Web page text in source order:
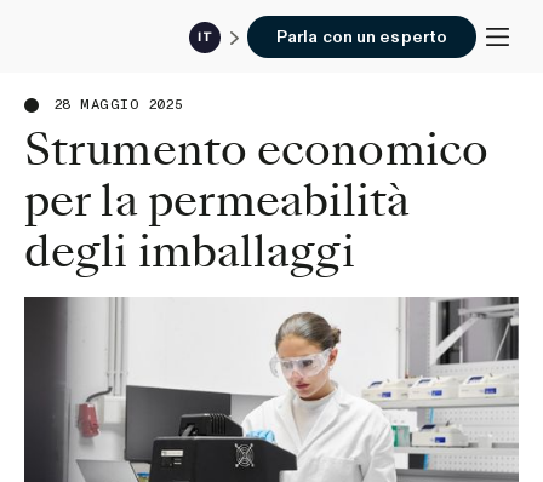
IT Parla con un esperto
28 MAGGIO 2025
Strumento economico
per la permeabilità
degli imballaggi